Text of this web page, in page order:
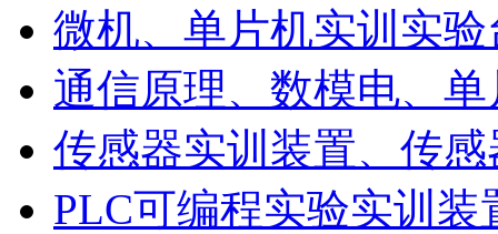
微机、单片机实训实验
通信原理、数模电、
传感器实训装置、传
PLC可编程实验实训装